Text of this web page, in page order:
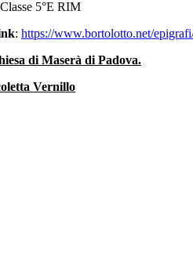
Classe 5°E RIM
: https://www.bortolotto.net/
di Maserà di Padova.